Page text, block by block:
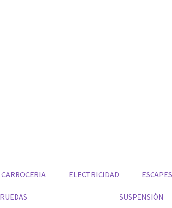
CARROCERIA ELECTRICIDAD ESCAPES
RUEDAS SUSPENSIÓN